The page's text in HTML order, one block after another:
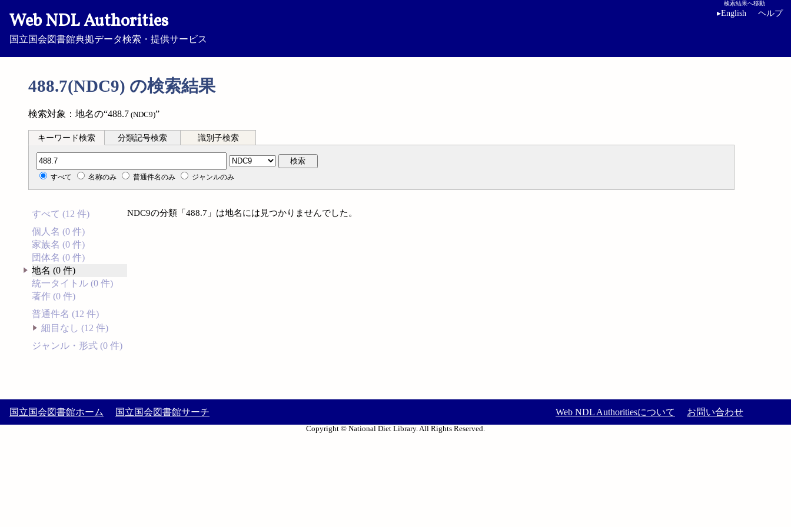
Web NDL Authorities
国立国会図書館典拠データ検索・提供サービス
検索結果へ移動
▸English ヘルプ
488.7(NDC9) の検索結果
検索対象：地名の“488.7 (NDC9)”
キーワード検索 分類記号検索 識別子検索
分類記号検索 検索
すべて 名称のみ 普通件名のみ ジャンルのみ
すべて (12 件)
個人名 (0 件)
家族名 (0 件)
団体名 (0 件)
地名 (0 件)
統一タイトル (0 件)
著作 (0 件)
普通件名 (12 件)
細目なし (12 件)
ジャンル・形式 (0 件)
NDC9の分類「488.7」は地名には見つかりませんでした。
国立国会図書館ホーム 国立国会図書館サーチ Web NDL Authoritiesについて お問い合わせ
Copyright © National Diet Library. All Rights Reserved.